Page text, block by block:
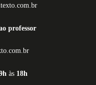
professor
às 18h